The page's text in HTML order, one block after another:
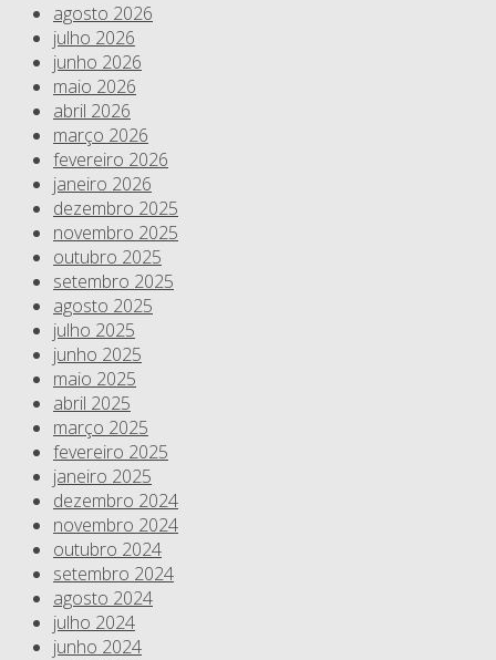
agosto 2026
julho 2026
junho 2026
maio 2026
abril 2026
março 2026
fevereiro 2026
janeiro 2026
dezembro 2025
novembro 2025
outubro 2025
setembro 2025
agosto 2025
julho 2025
junho 2025
maio 2025
abril 2025
março 2025
fevereiro 2025
janeiro 2025
dezembro 2024
novembro 2024
outubro 2024
setembro 2024
agosto 2024
julho 2024
junho 2024